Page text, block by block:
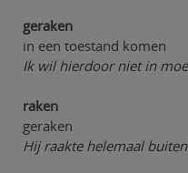
geraken
in een toestand komen
Ik wil hierdoor niet in
raken
geraken
Hij raakte helemaal